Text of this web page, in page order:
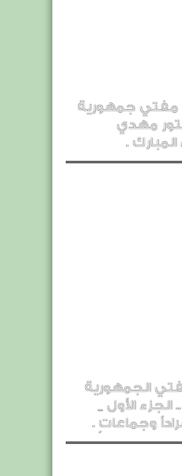
مفتي جمهورية
مهدي
.
الجمهورية
الأول _
وجماعاتٍ .